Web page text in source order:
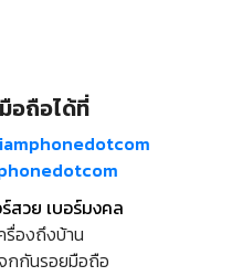
อถือได้ที่
สวย เบอร์มงคล
รื่องถึงบ้าน
กกันรอยมือถือ